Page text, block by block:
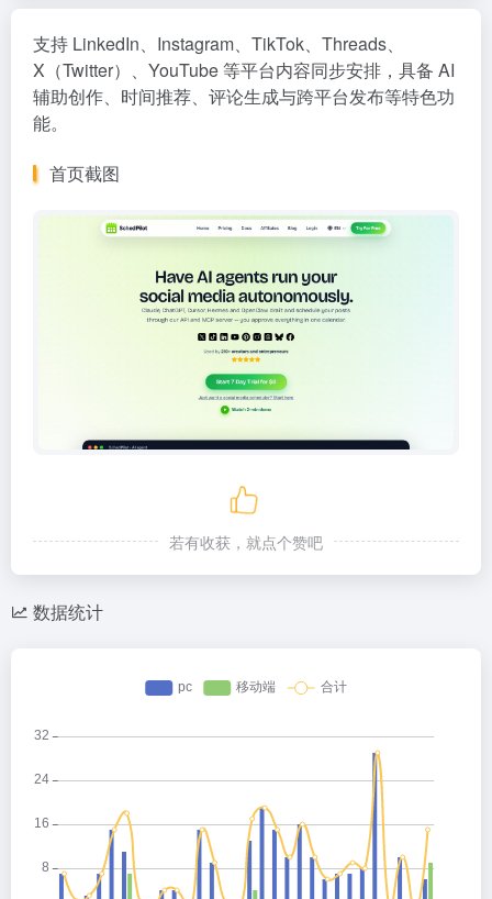
支持 LinkedIn、Instagram、TikTok、Threads、
X（Twitter）、YouTube 等平台内容同步安排，具备 AI
辅助创作、时间推荐、评论生成与跨平台发布等特色功
能。
首页截图
若有收获，就点个赞吧
数据统计